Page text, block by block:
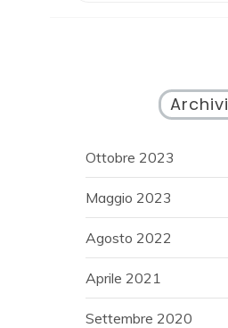
Archivi
Ottobre 2023
Maggio 2023
Agosto 2022
Aprile 2021
Settembre 2020